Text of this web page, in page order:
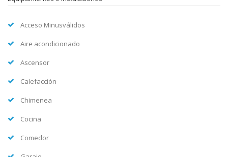
Acceso Minusválidos
Aire acondicionado
Ascensor
Calefacción
Chimenea
Cocina
Comedor